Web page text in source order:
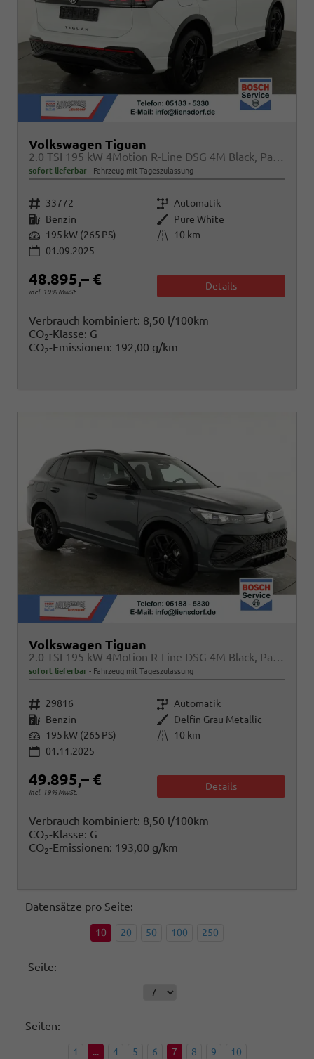
Volkswagen Tiguan
sofort lieferbar Fahrzeug mit Tageszulassung
Fahrzeugnr. 33772 Getriebe Automatik
Kraftstoff Benzin Außenfarbe Pure White
Leistung 195 kW (265 PS) Kilometerstand
10 km
01.09.2025
48.895,– €
incl. 19% MwSt.
Details
Verbrauch kombiniert: 8,50 l/100km
CO2-Klasse: G
CO2-Emissionen: 192,00 g/km
Volkswagen Tiguan
sofort lieferbar Fahrzeug mit Tageszulassung
Fahrzeugnr. 29816 Getriebe Automatik
Kraftstoff Benzin Außenfarbe Delfin Grau Metallic
Leistung 195 kW (265 PS) Kilometerstand
10 km
01.11.2025
49.895,– €
incl. 19% MwSt.
Details
Verbrauch kombiniert: 8,50 l/100km
CO2-Klasse: G
CO2-Emissionen: 193,00 g/km
Datensätze pro Seite:
10 20 50 100 250
Seite:
Seiten:
1 ... 4 5 6 7 8 9 10